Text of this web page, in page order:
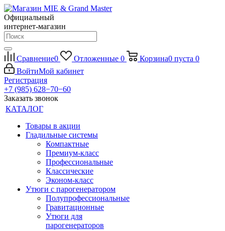
Официальный
интернет-магазин
Сравнение0 Отложенные 0 Корзина0 пуста 0
ВойтиМой кабинет
Регистрация
+7 (985) 628−70−60
Заказать звонок
КАТАЛОГ
Товары в акции
Гладильные системы
Компактные
Премиум-класс
Профессиональные
Классические
Эконом-класс
Утюги с парогенератором
Полупрофессиональные
Гравитационные
Утюги для
парогенераторов